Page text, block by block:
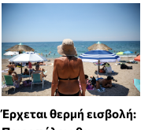
Έρχεται θερμή εισβολή: